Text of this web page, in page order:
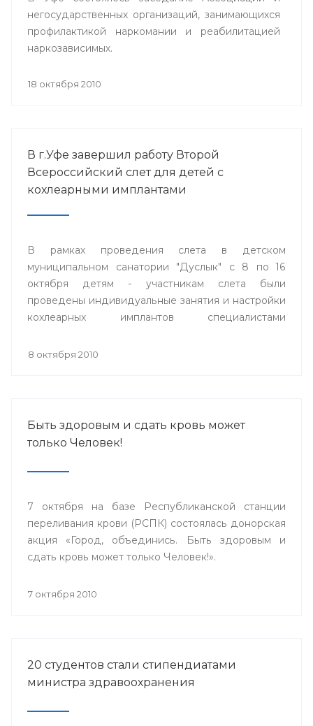
негосударственных организаций, занимающихся
профилактикой наркомании и реабилитацией
наркозависимых.
18 октября 2010
В г.Уфе завершил работу Второй
Всероссийский слет для детей с
кохлеарными имплантами
В рамках проведения слета в детском
муниципальном санатории "Дуслык" с 8 по 16
октября детям - участникам слета были
проведены индивидуальные занятия и настройки
кохлеарных имплантов специалистами
Великобритании, Германии, специалистами ФГУ
8 октября 2010
Быть здоровым и сдать кровь может
только Человек!
7 октября на базе Республиканской станции
переливания крови (РСПК) состоялась донорская
акция «Город, объединись. Быть здоровым и
сдать кровь может только Человек!».
7 октября 2010
20 студентов стали стипендиатами
министра здравоохранения